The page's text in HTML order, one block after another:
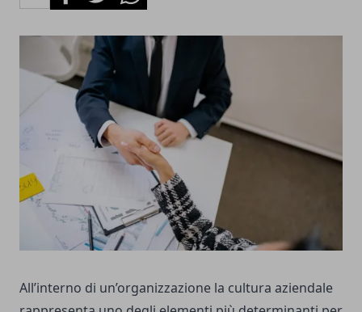
All’interno di un’organizzazione la cultura aziendale